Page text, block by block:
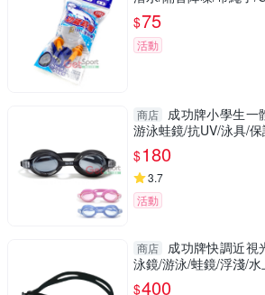
$75
活動
商店
成功牌小學生一
游泳蛙鏡/抗UV/泳具/
$180
3.7
活動
商店
成功牌快調近視
泳鏡/游泳/蛙鏡/浮淺/
$400